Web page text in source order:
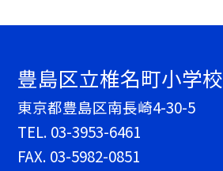
豊島区立椎名町小学校
東京都豊島区南長崎4-30-5
TEL. 03-3953-6461
FAX. 03-5982-0851